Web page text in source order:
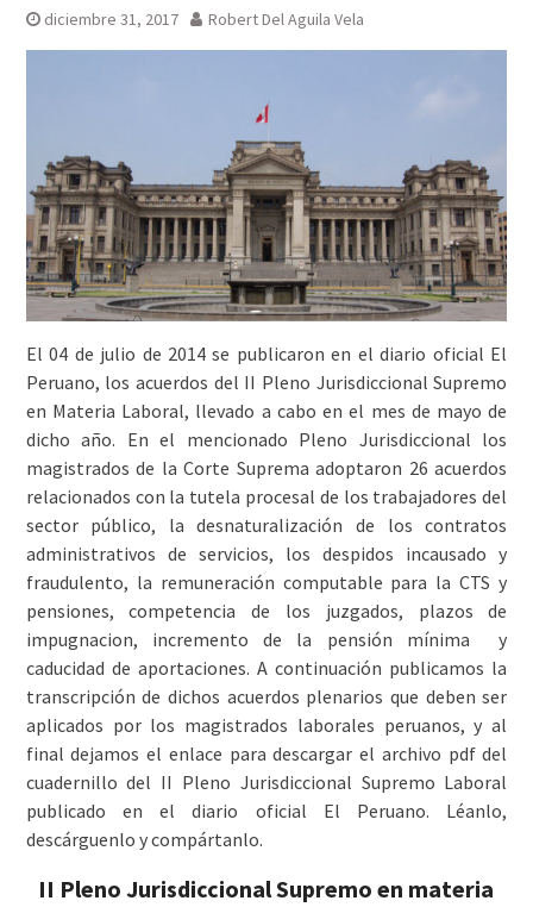
diciembre 31, 2017 Robert Del Aguila Vela
El 04 de julio de 2014 se publicaron en el diario oficial El
Peruano, los acuerdos del II Pleno Jurisdiccional Supremo
en Materia Laboral, llevado a cabo en el mes de mayo de
dicho año. En el mencionado Pleno Jurisdiccional los
magistrados de la Corte Suprema adoptaron 26 acuerdos
relacionados con la tutela procesal de los trabajadores del
sector público, la desnaturalización de los contratos
administrativos de servicios, los despidos incausado y
fraudulento, la remuneración computable para la CTS y
pensiones, competencia de los juzgados, plazos de
impugnacion, incremento de la pensión mínima y
caducidad de aportaciones. A continuación publicamos la
transcripción de dichos acuerdos plenarios que deben ser
aplicados por los magistrados laborales peruanos, y al
final dejamos el enlace para descargar el archivo pdf del
cuadernillo del II Pleno Jurisdiccional Supremo Laboral
publicado en el diario oficial El Peruano. Léanlo,
descárguenlo y compártanlo.
II Pleno Jurisdiccional Supremo en materia